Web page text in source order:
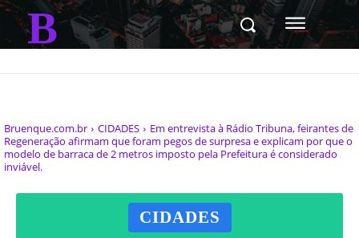
B
Bruenque.com.br CIDADES
Em entrevista à Rádio Tribuna, feirantes de
Regeneração afirmam que foram pegos de surpresa e explicam por que o
modelo de barraca de 2 metros imposto pela Prefeitura é considerado
inviável.
CIDADES